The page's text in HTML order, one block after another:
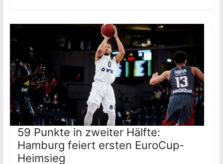
59 Punkte in zweiter Hälfte:
Hamburg feiert ersten EuroCup-
Heimsieg